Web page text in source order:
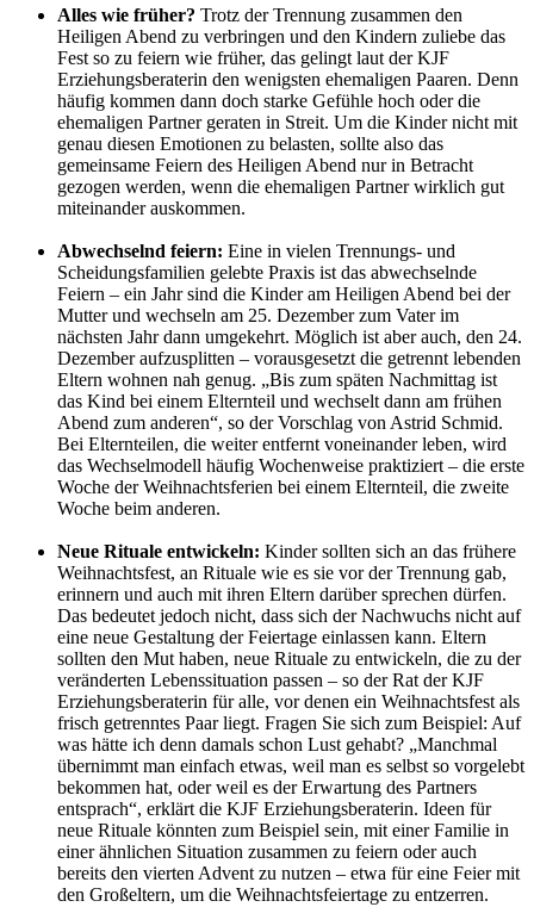
Alles wie früher? Trotz der Trennung zusammen den
Heiligen Abend zu verbringen und den Kindern zuliebe das
Fest so zu feiern wie früher, das gelingt laut der KJF
Erziehungsberaterin den wenigsten ehemaligen Paaren. Denn
häufig kommen dann doch starke Gefühle hoch oder die
ehemaligen Partner geraten in Streit. Um die Kinder nicht mit
genau diesen Emotionen zu belasten, sollte also das
gemeinsame Feiern des Heiligen Abend nur in Betracht
gezogen werden, wenn die ehemaligen Partner wirklich gut
miteinander auskommen.
Abwechselnd feiern: Eine in vielen Trennungs- und
Scheidungsfamilien gelebte Praxis ist das abwechselnde
Feiern – ein Jahr sind die Kinder am Heiligen Abend bei der
Mutter und wechseln am 25. Dezember zum Vater im
nächsten Jahr dann umgekehrt. Möglich ist aber auch, den 24.
Dezember aufzusplitten – vorausgesetzt die getrennt lebenden
Eltern wohnen nah genug. „Bis zum späten Nachmittag ist
das Kind bei einem Elternteil und wechselt dann am frühen
Abend zum anderen“, so der Vorschlag von Astrid Schmid.
Bei Elternteilen, die weiter entfernt voneinander leben, wird
das Wechselmodell häufig Wochenweise praktiziert – die erste
Woche der Weihnachtsferien bei einem Elternteil, die zweite
Woche beim anderen.
Neue Rituale entwickeln: Kinder sollten sich an das frühere
Weihnachtsfest, an Rituale wie es sie vor der Trennung gab,
erinnern und auch mit ihren Eltern darüber sprechen dürfen.
Das bedeutet jedoch nicht, dass sich der Nachwuchs nicht auf
eine neue Gestaltung der Feiertage einlassen kann. Eltern
sollten den Mut haben, neue Rituale zu entwickeln, die zu der
veränderten Lebenssituation passen – so der Rat der KJF
Erziehungsberaterin für alle, vor denen ein Weihnachtsfest als
frisch getrenntes Paar liegt. Fragen Sie sich zum Beispiel: Auf
was hätte ich denn damals schon Lust gehabt? „Manchmal
übernimmt man einfach etwas, weil man es selbst so vorgelebt
bekommen hat, oder weil es der Erwartung des Partners
entsprach“, erklärt die KJF Erziehungsberaterin. Ideen für
neue Rituale könnten zum Beispiel sein, mit einer Familie in
einer ähnlichen Situation zusammen zu feiern oder auch
bereits den vierten Advent zu nutzen – etwa für eine Feier mit
den Großeltern, um die Weihnachtsfeiertage zu entzerren.